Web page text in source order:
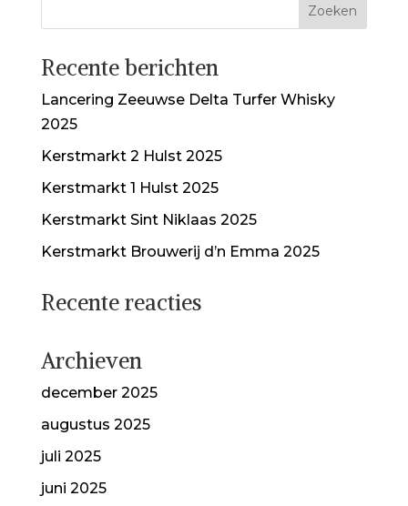
Recente berichten
Lancering Zeeuwse Delta Turfer Whisky
2025
Kerstmarkt 2 Hulst 2025
Kerstmarkt 1 Hulst 2025
Kerstmarkt Sint Niklaas 2025
Kerstmarkt Brouwerij d’n Emma 2025
Recente reacties
Archieven
december 2025
augustus 2025
juli 2025
juni 2025